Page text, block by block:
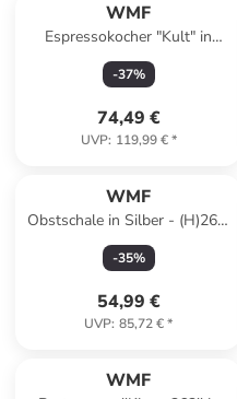
WMF
Espressokocher "Kult" in
Silber
-37%
74,49 €
UVP: 119,99 €*
WMF
Obstschale in Silber - (H)26 x
Ø 19 cm
-35%
54,99 €
UVP: 85,72 €*
WMF